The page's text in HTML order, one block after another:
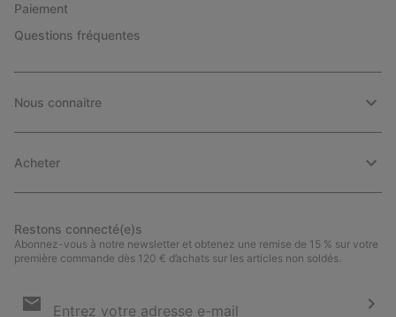
Paiement
Questions fréquentes
Nous connaitre
Acheter
Restons connecté(e)s
Abonnez-vous à notre newsletter et obtenez une remise de 15 % sur votre
première commande dès 120 € d’achats sur les articles non soldés.
par